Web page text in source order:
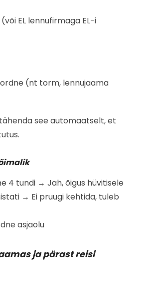
EL lennufirmaga EL-i
(nt torm, lennujaama
tähenda see automaatselt, et
4 tundi → Jah, õigus hüvitisele
→ Ei pruugi kehtida, tuleb
asjaolu
ja pärast reisi